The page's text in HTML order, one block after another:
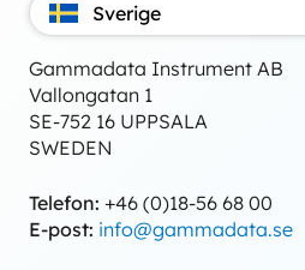
Sverige
Gammadata Instrument AB
Vallongatan 1
SE-752 16 UPPSALA
SWEDEN
Telefon: +46 (0)18-56 68 00
E-post: info@gammadata.se